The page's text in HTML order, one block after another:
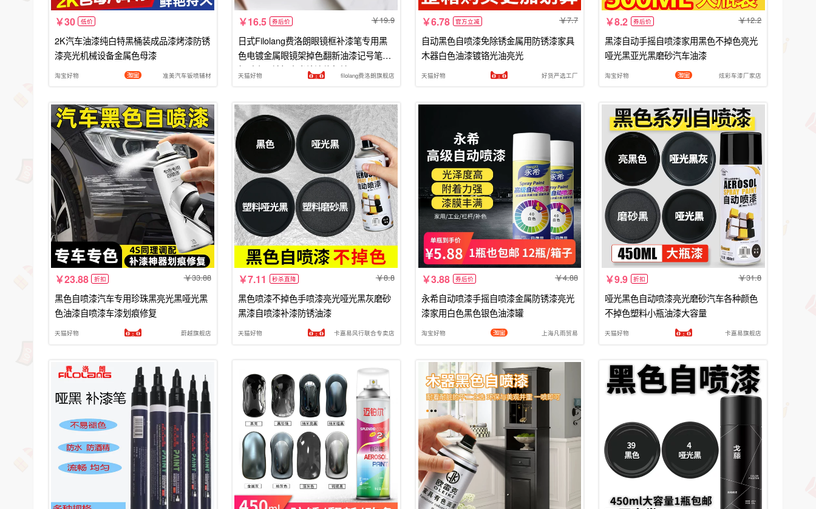
30 低价
2K汽车油漆纯白特黑桶装成品漆烤漆防锈
漆亮光机械设备金属色母漆
淘宝好物 准美汽车钣喷辅材
16.5 券后价 19.9
日式Filolang费洛朗眼镜框补漆笔专用黑
色电镀金属眼镜架掉色翻新油漆记号笔手
机手表眼镜框亮光补漆修复神器
天猫好物 filolang费洛朗旗舰店
6.78 官方立减 7.7
自动黑色自喷漆免除锈金属用防锈漆家具
木器白色油漆镀铬光油亮光
天猫好物 好货严选工厂
8.2 券后价 12.2
黑漆自动手摇自喷漆家用黑色不掉色亮光
哑光黑亚光黑磨砂汽车油漆
淘宝好物 炫彩车漆厂家店
23.88 折扣 33.88
黑色自喷漆汽车专用珍珠黑亮光黑哑光黑
色油漆自喷漆车漆划痕修复
天猫好物 蔚越旗舰店
7.11 秒杀直降 8.8
黑色喷漆不掉色手喷漆亮光哑光黑灰磨砂
黑漆自喷漆补漆防锈油漆
天猫好物 卡嘉易风行联合专卖店
3.88 券后价 4.88
永希自动喷漆手摇自喷漆金属防锈漆亮光
漆家用白色黑色银色油漆罐
淘宝好物 上海凡雨贸易
9.9 折扣 31.8
哑光黑色自动喷漆亮光磨砂汽车各种颜色
不掉色塑料小瓶油漆大容量
天猫好物 卡嘉易旗舰店